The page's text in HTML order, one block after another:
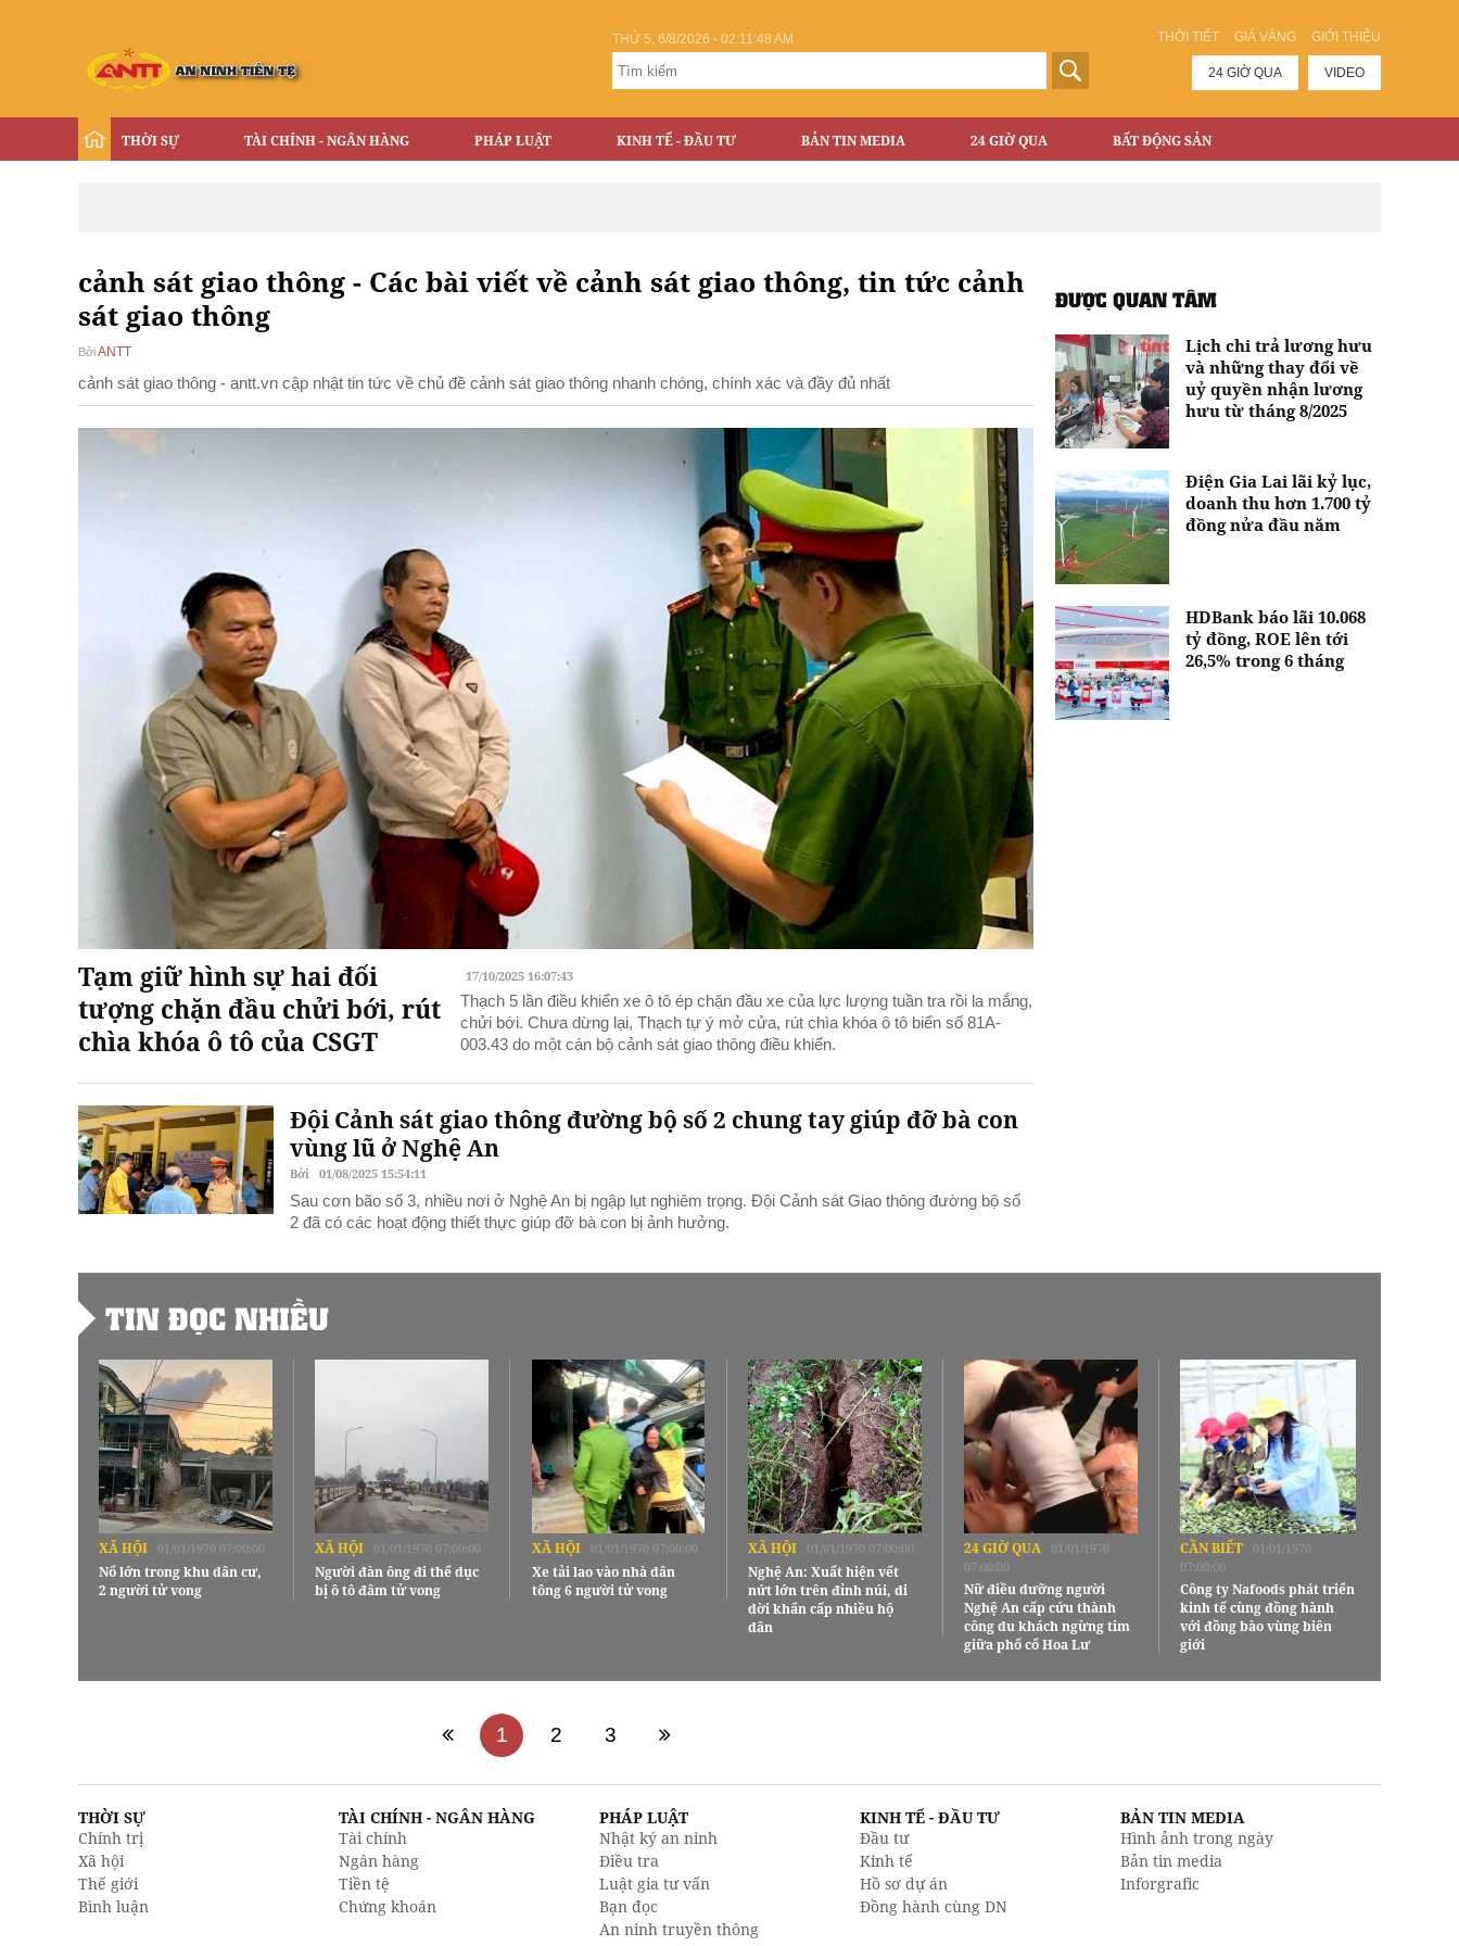
THỜI TIẾT GIÁ VÀNG GIỚI THIỆU
THỨ 5, 6/8/2026 - 02:11:49 AM
24 GIỜ QUA VIDEO
THỜI SỰ TÀI CHÍNH - NGÂN HÀNG PHÁP LUẬT KINH TẾ - ĐẦU TƯ BẢN TIN MEDIA 24 GIỜ QUA BẤT ĐỘNG SẢN
cảnh sát giao thông - Các bài viết về cảnh sát giao thông, tin tức cảnh
sát giao thông
BởiANTT
cảnh sát giao thông - antt.vn cập nhật tin tức về chủ đề cảnh sát giao thông nhanh chóng, chính xác và đầy đủ nhất
Tạm giữ hình sự hai đối
tượng chặn đầu chửi bới, rút
chìa khóa ô tô của CSGT
17/10/2025 16:07:43
Thạch 5 lần điều khiển xe ô tô ép chặn đầu xe của lực lượng tuần tra rồi la mắng,
chửi bới. Chưa dừng lại, Thạch tự ý mở cửa, rút chìa khóa ô tô biển số 81A-
003.43 do một cán bộ cảnh sát giao thông điều khiển.
Đội Cảnh sát giao thông đường bộ số 2 chung tay giúp đỡ bà con
vùng lũ ở Nghệ An
Bởi 01/08/2025 15:54:11
Sau cơn bão số 3, nhiều nơi ở Nghệ An bị ngập lụt nghiêm trọng. Đội Cảnh sát Giao thông đường bộ số
2 đã có các hoạt động thiết thực giúp đỡ bà con bị ảnh hưởng.
ĐƯỢC QUAN TÂM
Lịch chi trả lương hưu
và những thay đổi về
uỷ quyền nhận lương
hưu từ tháng 8/2025
Điện Gia Lai lãi kỷ lục,
doanh thu hơn 1.700 tỷ
đồng nửa đầu năm
HDBank báo lãi 10.068
tỷ đồng, ROE lên tới
26,5% trong 6 tháng
TIN ĐỌC NHIỀU
XÃ HỘI 01/01/1970 07:00:00
Nổ lớn trong khu dân cư,
2 người tử vong
XÃ HỘI 01/01/1970 07:00:00
Người đàn ông đi thể dục
bị ô tô đâm tử vong
XÃ HỘI 01/01/1970 07:00:00
Xe tải lao vào nhà dân
tông 6 người tử vong
XÃ HỘI 01/01/1970 07:00:00
Nghệ An: Xuất hiện vết
nứt lớn trên đỉnh núi, di
dời khẩn cấp nhiều hộ
dân
24 GIỜ QUA
01/01/1970
07:00:00
Nữ điều dưỡng người
Nghệ An cấp cứu thành
công du khách ngừng tim
giữa phố cổ Hoa Lư
CẦN BIẾT
01/01/1970
07:00:00
Công ty Nafoods phát triển
kinh tế cùng đồng hành
với đồng bào vùng biên
giới
1 2 3
THỜI SỰ
Chính trị
Xã hội
Thế giới
Bình luận
TÀI CHÍNH - NGÂN HÀNG
Tài chính
Ngân hàng
Tiền tệ
Chứng khoán
PHÁP LUẬT
Nhật ký an ninh
Điều tra
Luật gia tư vấn
Bạn đọc
An ninh truyền thông
KINH TẾ - ĐẦU TƯ
Đầu tư
Kinh tế
Hồ sơ dự án
Đồng hành cùng DN
BẢN TIN MEDIA
Hình ảnh trong ngày
Bản tin media
Inforgrafic